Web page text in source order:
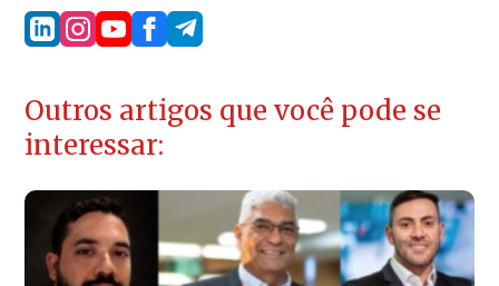
Outros artigos que você pode se
interessar: